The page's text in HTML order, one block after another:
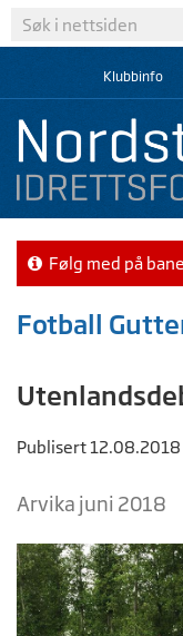
Klubbinfo
Følg med på
Fotball
Publisert
Arvika juni 2018